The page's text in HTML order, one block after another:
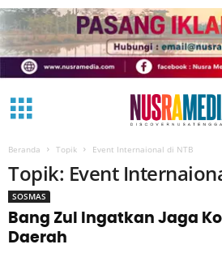
Beranda Topik Event Internaional di NTB
Topik: Event
SOSMAS
Bang Zul Ingatkan Jaga
Daerah